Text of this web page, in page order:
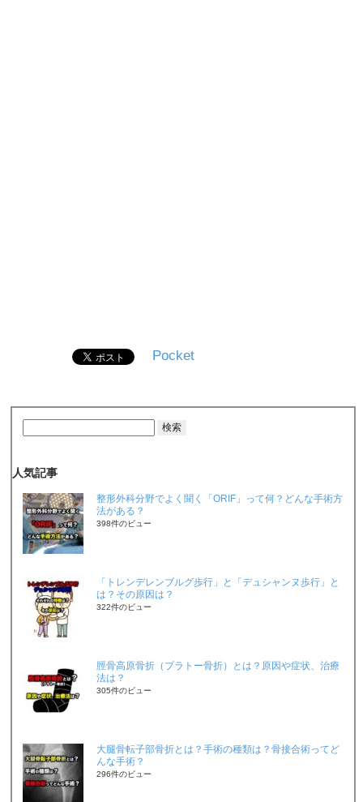
Pocket
人気記事
整形外科分野でよく聞く「ORIF」って何？どんな手術方
法がある？
398件のビュー
「トレンデレンブルグ歩行」と「デュシャンヌ歩行」と
は？その原因は？
322件のビュー
脛骨高原骨折（プラトー骨折）とは？原因や症状、治療
法は？
305件のビュー
大腿骨転子部骨折とは？手術の種類は？骨接合術ってど
んな手術？
296件のビュー